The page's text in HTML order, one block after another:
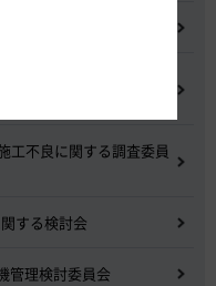
防止のための委員会
事による火災事故再発防
工不良に関する調査委員
する検討会
管理検討委員会